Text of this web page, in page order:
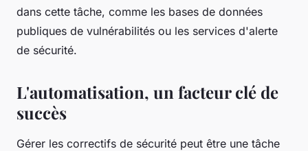
dans cette tâche, comme les bases de données
publiques de vulnérabilités ou les services d'alerte
de sécurité.
L'automatisation, un facteur clé de
succès
Gérer les correctifs de sécurité peut être une tâche